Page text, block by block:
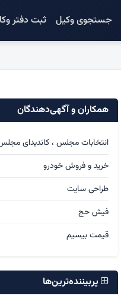
جستجوی وکیل ثبت دفتر
همکاران و آگهی‌دهندگان
انتخابات مجلس ، کاندیدای
خرید و فروش خودرو
طراحی سایت
فیش حج
قیمت بیسیم
پربیننده‌ترین‌ها